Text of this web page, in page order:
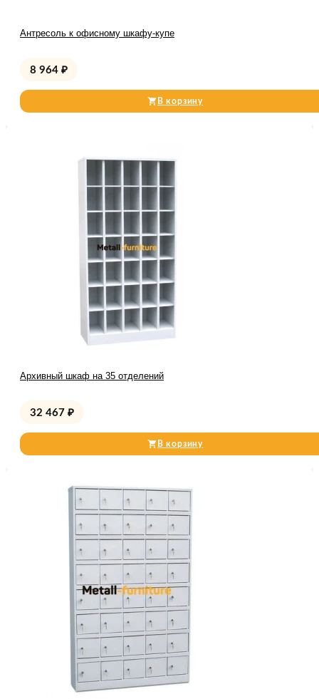
Антресоль к офисному шкафу-купе
8 964 ₽
В корзину
Архивный шкаф на 35 отделений
32 467 ₽
В корзину